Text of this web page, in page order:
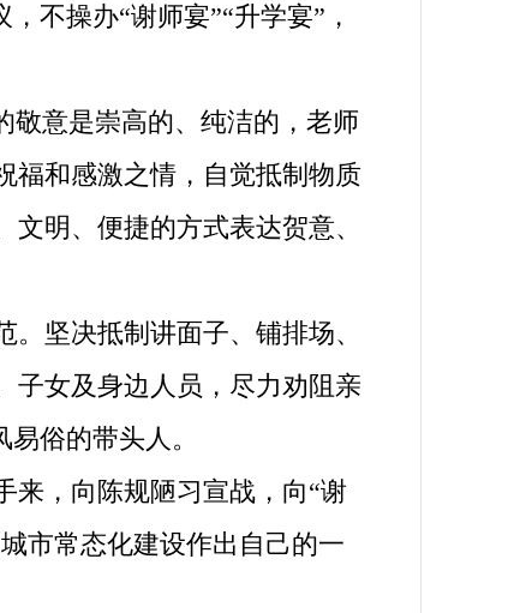
不操办“谢师宴”“升学宴”，
意是崇高的、纯洁的，老师
福和感激之情，自觉抵制物质
明、便捷的方式表达贺意、
坚决抵制讲面子、铺排场、
子女及身边人员，尽力劝阻亲
俗的带头人。
，向陈规陋习宣战，向“谢
市常态化建设作出自己的一